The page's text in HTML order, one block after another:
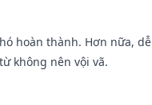
hoàn thành. Hơn nữa,
không nên vội vã.